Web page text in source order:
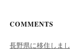
COMMENTS
長野県に移住しまし